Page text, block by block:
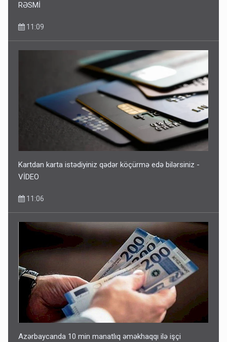
RƏSMİ
11:09
Kartdan karta istədiyiniz qədər köçürmə edə bilərsiniz -
VİDEO
11:06
Azərbaycanda 10 min manatlıq əməkhaqqı ilə işçi